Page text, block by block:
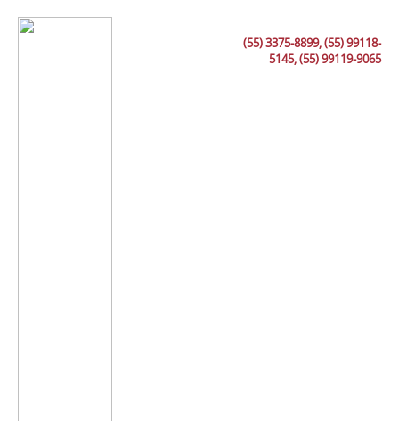
(55) 3375-8899, (55) 99118-
5145, (55) 99119-9065